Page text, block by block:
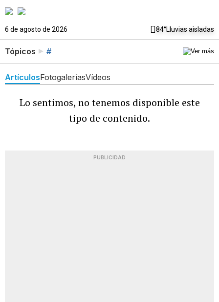
6 de agosto de 2026 84°Lluvias aisladas
Tópicos #
ArtículosFotogaleríasVídeos
Lo sentimos, no tenemos disponible este
tipo de contenido.
PUBLICIDAD